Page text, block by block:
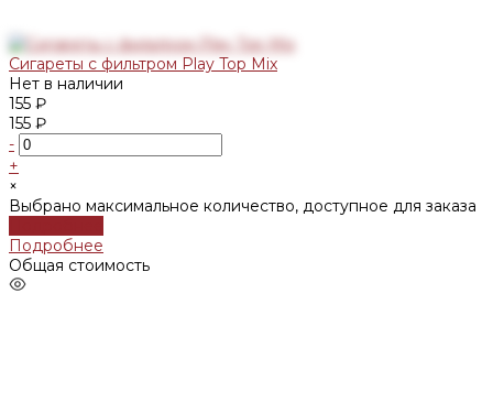
Сигареты с фильтром Play Top Mix
Нет в наличии
155 ₽
155 ₽
-
+
×
Выбрано максимальное количество, доступное для заказа
Подробнее
Общая стоимость